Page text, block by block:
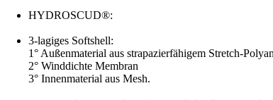
HYDROSCUD®:
3-lagiges Softshell:
1° Außenmaterial aus strapazierfähigem Stretch-
2° Winddichte Membran
3° Innenmaterial aus Mesh.